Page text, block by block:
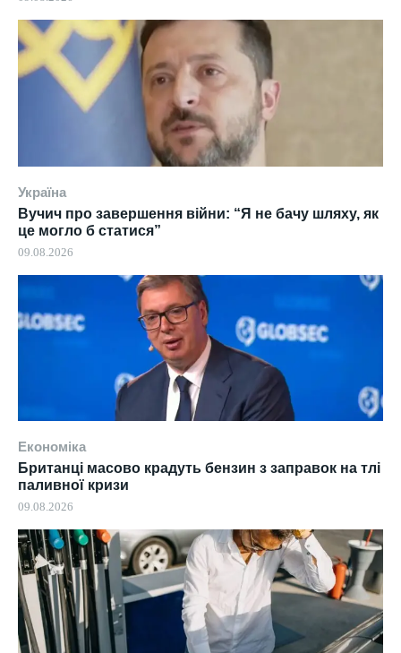
Україна
Вучич про завершення війни: “Я не бачу шляху, як
це могло б статися”
09.08.2026
Економіка
Британці масово крадуть бензин з заправок на тлі
паливної кризи
09.08.2026